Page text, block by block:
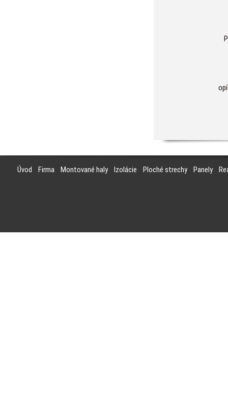
Úvod Firma Montované haly Izolácie Ploché strechy Panely